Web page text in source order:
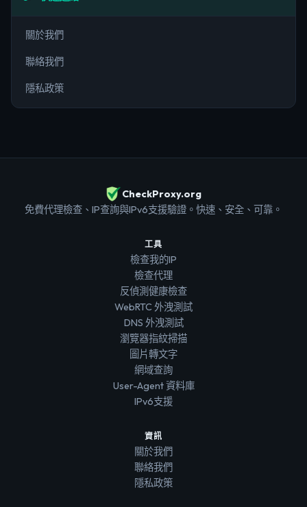
關於我們
聯絡我們
隱私政策
CheckProxy.org
免費代理檢查、IP查詢與IPv6支援驗證。快速、安全、可靠。
工具
檢查我的IP
檢查代理
反偵測健康檢查
WebRTC 外洩測試
DNS 外洩測試
瀏覽器指紋掃描
圖片轉文字
網域查詢
User-Agent 資料庫
IPv6支援
資訊
關於我們
聯絡我們
隱私政策